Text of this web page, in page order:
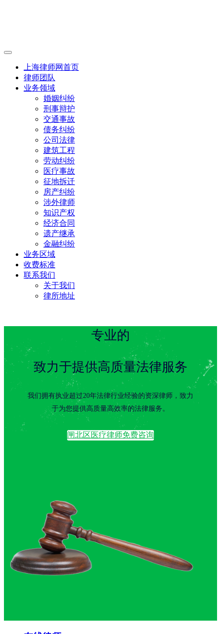
上海律师网首页
律师团队
业务领域
婚姻纠纷
刑事辩护
交通事故
债务纠纷
公司法律
建筑工程
劳动纠纷
医疗事故
征地拆迁
房产纠纷
涉外律师
知识产权
经济合同
遗产继承
金融纠纷
业务区域
收费标准
联系我们
关于我们
律所地址
专业的
致力于提供高质量法律服务
我们拥有执业超过20年法律行业经验的资深律师，致力
于为您提供高质量高效率的法律服务。
闸北区医疗律师免费咨询